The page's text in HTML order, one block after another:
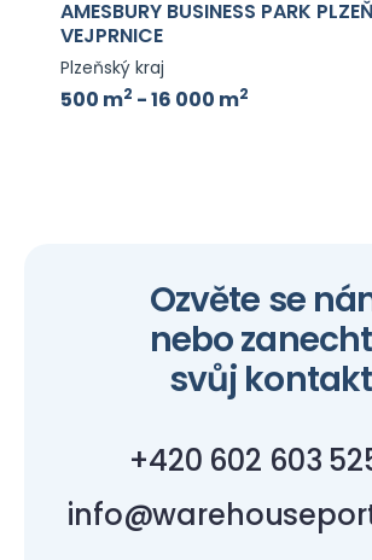
AMESBURY BUSINESS PARK PLZEŇ
VEJPRNICE
Plzeňský kraj
500 m2 - 16 000 m2
Ozvěte se
nebo
svůj kontakt
+420 602 603